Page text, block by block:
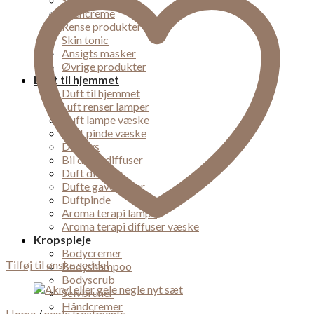
Øjencreme
Rense produkter
Skin tonic
Ansigts masker
Øvrige produkter
Duft til hjemmet
Duft til hjemmet
Luft renser lamper
Duft lampe væske
Duft pinde væske
Duft lys
Bil dufte diffuser
Duft diffuser
Dufte gaveæsker
Duftpinde
Aroma terapi lampe
Aroma terapi diffuser væske
Kropspleje
Bodycremer
Bodyshampoo
Bodyscrub
Selvbruner
Håndcremer
Tilføj til ønske seddel